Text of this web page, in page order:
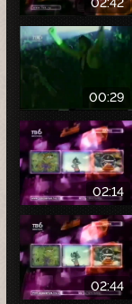
02:42
00:29
02:14
02:44